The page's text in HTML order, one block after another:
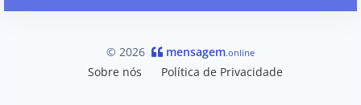
© 2026 mensagem.online
Sobre nós Política de Privacidade